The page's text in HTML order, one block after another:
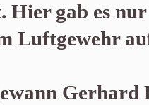
gab es nur
Luftgewehr
Gerhard